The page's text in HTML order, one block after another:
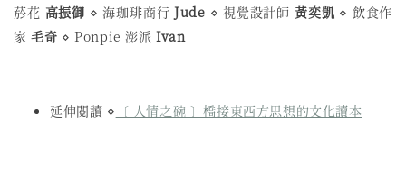
菸花 高振御 ⋄ 海珈琲商行Jude ⋄ 視覺設計師 黃奕凱 ⋄ 飲食作
家毛奇 ⋄ Ponpie 澎派Ivan
延伸閱讀 ⋄ 〔 人情之碗 〕橋接東西方思想的文化讀本